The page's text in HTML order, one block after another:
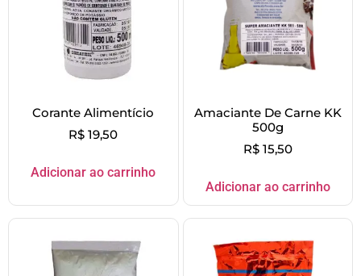
Corante Alimentício
R$ 19,50
Adicionar ao carrinho
Amaciante De Carne KK
500g
R$15,50
Adicionar ao carrinho